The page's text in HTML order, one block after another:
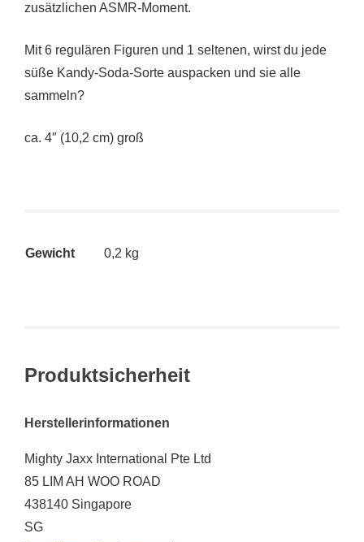
zusätzlichen ASMR-Moment.
Mit 6 regulären Figuren und 1 seltenen, wirst du jede
süße Kandy-Soda-Sorte auspacken und sie alle
sammeln?
ca. 4″ (10,2 cm) groß
Gewicht 0,2 kg
Produktsicherheit
Herstellerinformationen
Mighty Jaxx International Pte Ltd
85 LIM AH WOO ROAD
438140 Singapore
SG